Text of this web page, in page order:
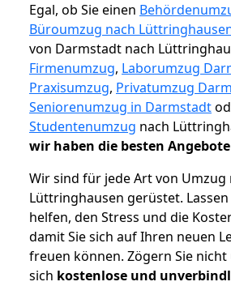
Egal, ob Sie einen
Büroumzug nach
von Darmstadt nach
Firmenumzug, Laborumzug
Praxisumzug, Privatumzug
Seniorenumzug in Darmstadt
Studentenumzug nach
wir haben die besten Angebote
Wir sind für jede Art von Umzug
Lüttringhausen gerüstet. Lassen
helfen, den Stress und die
damit Sie sich auf Ihren neuen
freuen können. Zögern Sie
sich kostenlose und